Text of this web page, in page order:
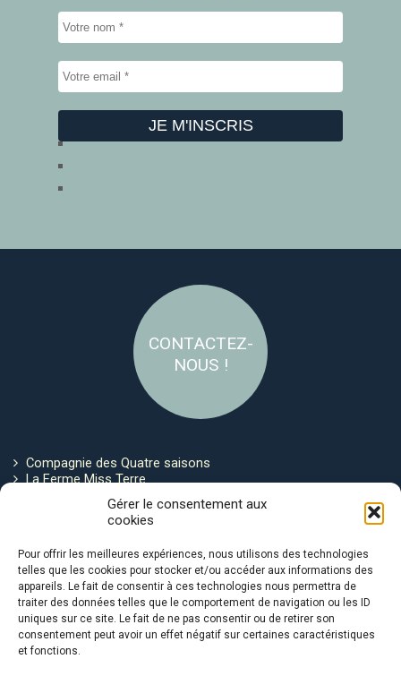
Gérer le consentement aux
cookies
Pour offrir les meilleures expériences, nous utilisons des technologies
telles que les cookies pour stocker et/ou accéder aux informations des
appareils. Le fait de consentir à ces technologies nous permettra de
traiter des données telles que le comportement de navigation ou les ID
uniques sur ce site. Le fait de ne pas consentir ou de retirer son
consentement peut avoir un effet négatif sur certaines caractéristiques
et fonctions.
CONTACTEZ-
NOUS !
Compagnie des Quatre saisons
La Ferme Miss Terre
Politique de cookies